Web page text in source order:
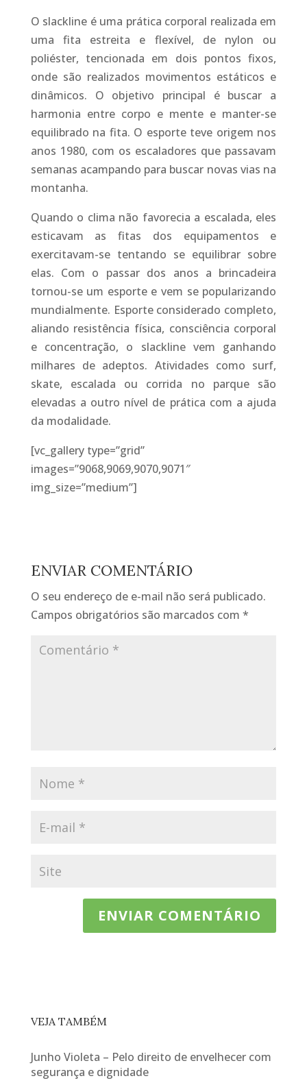
O slackline é uma prática corporal realizada em
uma fita estreita e flexível, de nylon ou
poliéster, tencionada em dois pontos fixos,
onde são realizados movimentos estáticos e
dinâmicos. O objetivo principal é buscar a
harmonia entre corpo e mente e manter-se
equilibrado na fita. O esporte teve origem nos
anos 1980, com os escaladores que passavam
semanas acampando para buscar novas vias na
montanha.
Quando o clima não favorecia a escalada, eles
esticavam as fitas dos equipamentos e
exercitavam-se tentando se equilibrar sobre
elas. Com o passar dos anos a brincadeira
tornou-se um esporte e vem se popularizando
mundialmente. Esporte considerado completo,
aliando resistência física, consciência corporal
e concentração, o slackline vem ganhando
milhares de adeptos. Atividades como surf,
skate, escalada ou corrida no parque são
elevadas a outro nível de prática com a ajuda
da modalidade.
[vc_gallery type=”grid”
images=”9068,9069,9070,9071″
img_size=”medium”]
ENVIAR COMENTÁRIO
O seu endereço de e-mail não será publicado.
Campos obrigatórios são marcados com *
VEJA TAMBÉM
Junho Violeta – Pelo direito de envelhecer com
segurança e dignidade